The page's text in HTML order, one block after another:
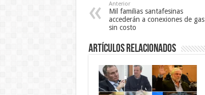
Anterior
Mil familias santafesinas
accederán a conexiones de gas
sin costo
Artículos Relacionados